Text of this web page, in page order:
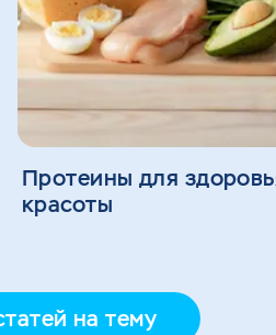
Протеины для
красоты
на тему